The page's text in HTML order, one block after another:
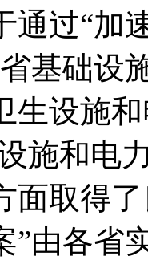
通过“加
基础设
生设施
施和电
面取得
”由各省